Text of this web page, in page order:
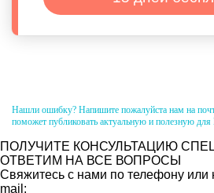
Нашли ошибку? Напишите пожалуйста нам на
поможет публиковать актуальную и полезную
ПОЛУЧИТЕ КОНСУЛЬТАЦИЮ
ОТВЕТИМ НА ВСЕ ВОПРОСЫ
Свяжитесь с нами по телефону или
mail: